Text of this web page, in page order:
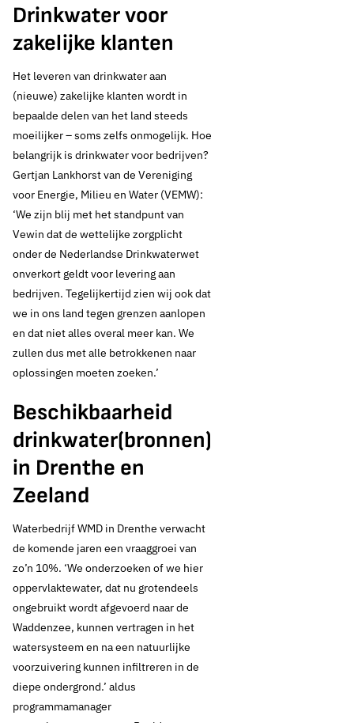
Waterspiegel 3:
kwaliteit water en
bodem en drinkwater
voor bedrijven
28 september 2023 Nieuws
Thema's:
Drinkwater voor
zakelijke klanten
Het leveren van drinkwater aan
(nieuwe) zakelijke klanten wordt in
bepaalde delen van het land steeds
moeilijker – soms zelfs onmogelijk. Hoe
belangrijk is drinkwater voor bedrijven?
Gertjan Lankhorst van de Vereniging
voor Energie, Milieu en Water (VEMW):
‘We zijn blij met het standpunt van
Vewin dat de wettelijke zorgplicht
onder de Nederlandse Drinkwaterwet
onverkort geldt voor levering aan
bedrijven. Tegelijkertijd zien wij ook dat
we in ons land tegen grenzen aanlopen
en dat niet alles overal meer kan. We
zullen dus met alle betrokkenen naar
oplossingen moeten zoeken.’
Beschikbaarheid
drinkwater(bronnen)
in Drenthe en
Zeeland
Waterbedrijf WMD in Drenthe verwacht
de komende jaren een vraaggroei van
zo’n 10%. ‘We onderzoeken of we hier
oppervlaktewater, dat nu grotendeels
ongebruikt wordt afgevoerd naar de
Waddenzee, kunnen vertragen in het
watersysteem en na een natuurlijke
voorzuivering kunnen infiltreren in de
diepe ondergrond.’ aldus
programmamanager